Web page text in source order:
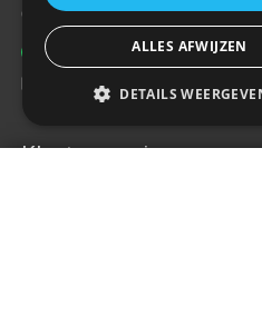
Contact
+31(0)85 486 83 17
info@rrparts.nl
Klantenservice
ALLES AFWIJZEN
DETAILS